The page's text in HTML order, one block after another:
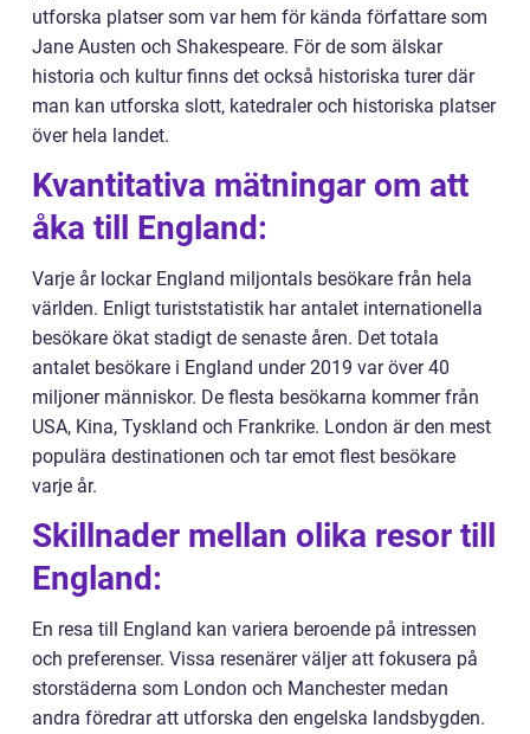
utforska platser som var hem för kända författare som
Jane Austen och Shakespeare. För de som älskar
historia och kultur finns det också historiska turer där
man kan utforska slott, katedraler och historiska platser
över hela landet.
Kvantitativa mätningar om att
åka till England:
Varje år lockar England miljontals besökare från hela
världen. Enligt turiststatistik har antalet internationella
besökare ökat stadigt de senaste åren. Det totala
antalet besökare i England under 2019 var över 40
miljoner människor. De flesta besökarna kommer från
USA, Kina, Tyskland och Frankrike. London är den mest
populära destinationen och tar emot flest besökare
varje år.
Skillnader mellan olika resor till
England:
En resa till England kan variera beroende på intressen
och preferenser. Vissa resenärer väljer att fokusera på
storstäderna som London och Manchester medan
andra föredrar att utforska den engelska landsbygden.